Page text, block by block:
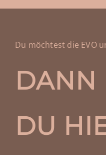
Du möchtest die EVO
DANN
DU